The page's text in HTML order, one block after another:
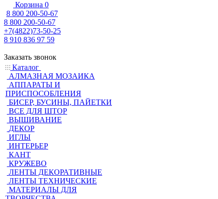
Корзина 0
8 800 200-50-67
8 800 200-50-67
+7(4822)73-50-25
8 910 836 97 59
Заказать звонок
Каталог
АЛМАЗНАЯ МОЗАИКА
АППАРАТЫ И
ПРИСПОСОБЛЕНИЯ
БИСЕР, БУСИНЫ, ПАЙЕТКИ
ВСЕ ДЛЯ ШТОР
ВЫШИВАНИЕ
ДЕКОР
ИГЛЫ
ИНТЕРЬЕР
КАНТ
КРУЖЕВО
ЛЕНТЫ ДЕКОРАТИВНЫЕ
ЛЕНТЫ ТЕХНИЧЕСКИЕ
МАТЕРИАЛЫ ДЛЯ